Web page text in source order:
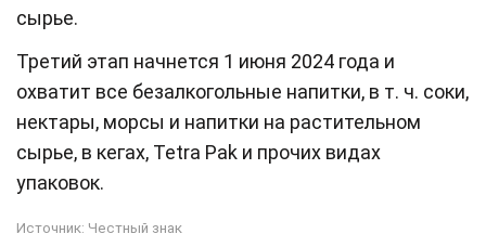
сырье.
Третий этап начнется 1 июня 2024 года и
охватит все безалкогольные напитки, в т. ч. соки,
нектары, морсы и напитки на растительном
сырье, в кегах, Tetra Pak и прочих видах
упаковок.
Источник: Честный знак